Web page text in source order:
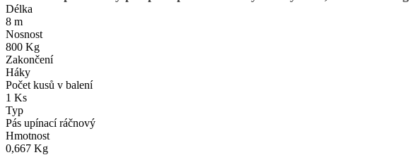
Délka
8 m
Nosnost
800 Kg
Zakončení
Háky
Počet kusů v balení
1 Ks
Typ
Pás upínací ráčnový
Hmotnost
0,667 Kg